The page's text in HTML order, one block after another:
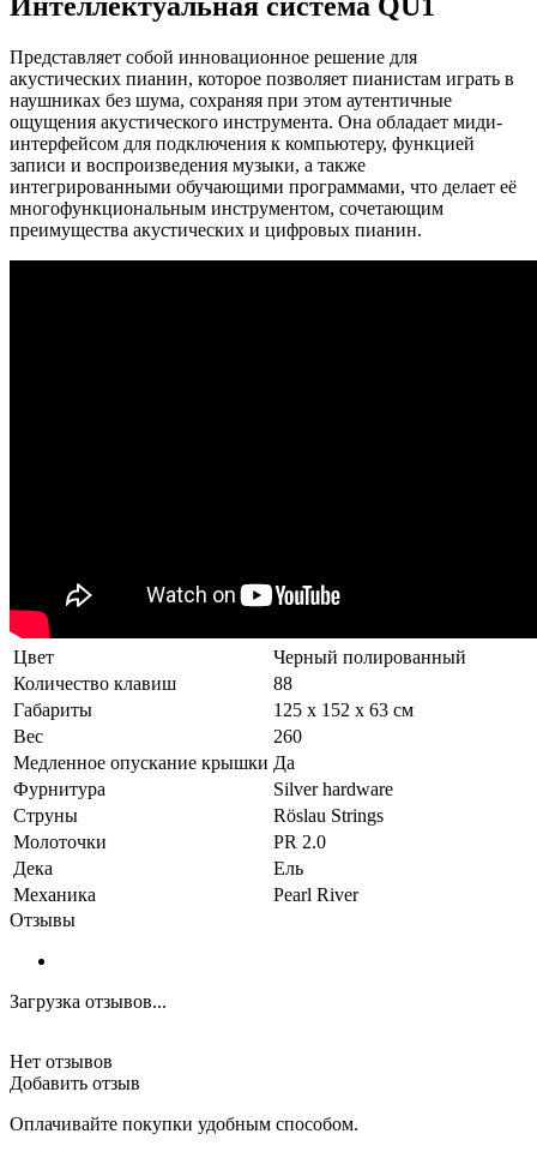
Представляет собой инновационное решение для
акустических пианин, которое позволяет пианистам играть в
наушниках без шума, сохраняя при этом аутентичные
ощущения акустического инструмента. Она обладает миди-
интерфейсом для подключения к компьютеру, функцией
записи и воспроизведения музыки, а также
интегрированными обучающими программами, что делает её
многофункциональным инструментом, сочетающим
преимущества акустических и цифровых пианин.
Цвет
Черный полированный
Количество клавиш
88
Габариты
125 x 152 x 63 см
Вес
260
Медленное опускание крышки Да
Фурнитура
Silver hardware
Струны
Röslau Strings
Молоточки
PR 2.0
Дека
Ель
Механика
Pearl River
Отзывы
Загрузка отзывов...
Нет отзывов
Добавить отзыв
Оплачивайте покупки удобным способом.